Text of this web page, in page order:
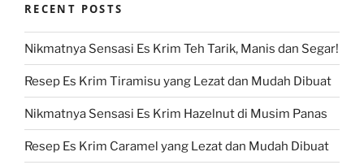
RECENT POSTS
Nikmatnya Sensasi Es Krim Teh Tarik, Manis dan Segar!
Resep Es Krim Tiramisu yang Lezat dan Mudah Dibuat
Nikmatnya Sensasi Es Krim Hazelnut di Musim Panas
Resep Es Krim Caramel yang Lezat dan Mudah Dibuat